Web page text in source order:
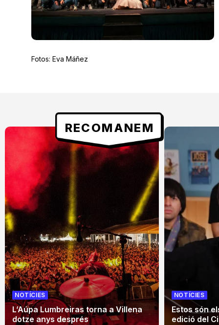
Fotos: Eva Máñez
RECOMANEM
NOTÍCIES
L’Aúpa Lumbreiras torna a Villena
dotze anys després
NOTÍCIES
Estos són
edició del